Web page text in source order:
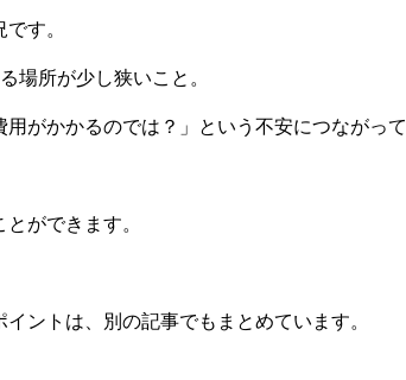
す。
場所が少し狭いこと。
がかかるのでは？」という不安につながって
ができます。
ントは、別の記事でもまとめています。